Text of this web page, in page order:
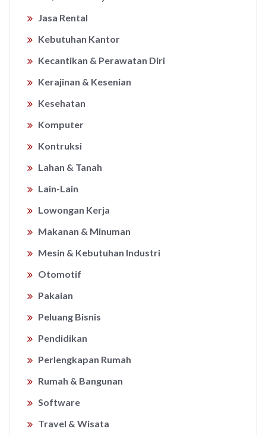
Jasa Rental
Kebutuhan Kantor
Kecantikan & Perawatan Diri
Kerajinan & Kesenian
Kesehatan
Komputer
Kontruksi
Lahan & Tanah
Lain-Lain
Lowongan Kerja
Makanan & Minuman
Mesin & Kebutuhan Industri
Otomotif
Pakaian
Peluang Bisnis
Pendidikan
Perlengkapan Rumah
Rumah & Bangunan
Software
Travel & Wisata